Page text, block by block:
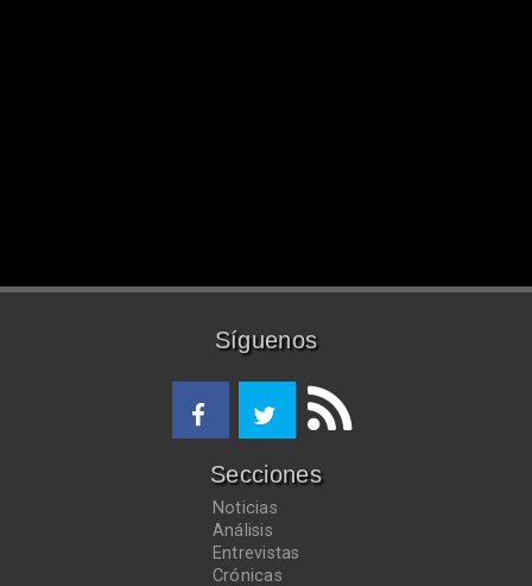
Síguenos
Secciones
Noticias
Análisis
Entrevistas
Crónicas